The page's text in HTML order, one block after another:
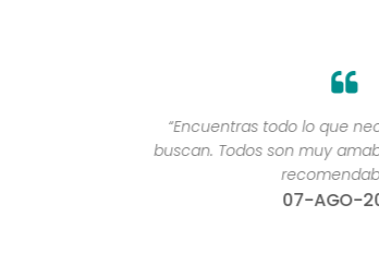
“Encuentras todo lo que
buscan. Todos son muy amables
recomendable. ”
07-AGO-2026